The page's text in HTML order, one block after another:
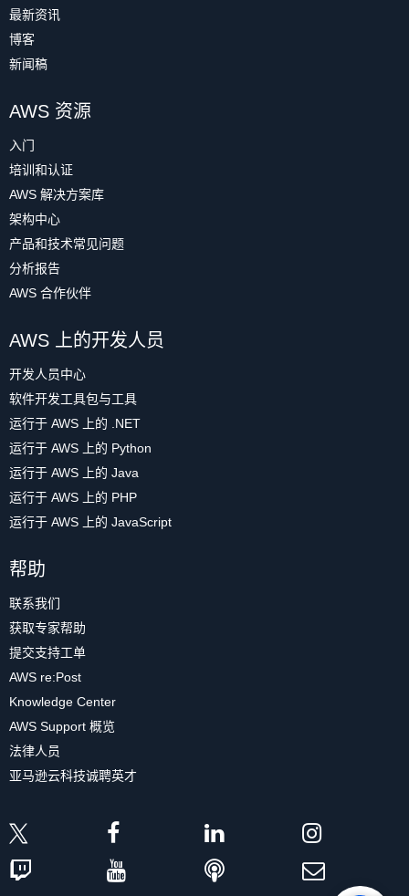
最新资讯
博客
新闻稿
AWS 资源
入门
培训和认证
AWS 解决方案库
架构中心
产品和技术常见问题
分析报告
AWS 合作伙伴
AWS 上的开发人员
开发人员中心
软件开发工具包与工具
运行于 AWS 上的 .NET
运行于 AWS 上的 Python
运行于 AWS 上的 Java
运行于 AWS 上的 PHP
运行于 AWS 上的 JavaScript
帮助
联系我们
获取专家帮助
提交支持工单
AWS re:Post
Knowledge Center
AWS Support 概览
法律人员
亚马逊云科技诚聘英才